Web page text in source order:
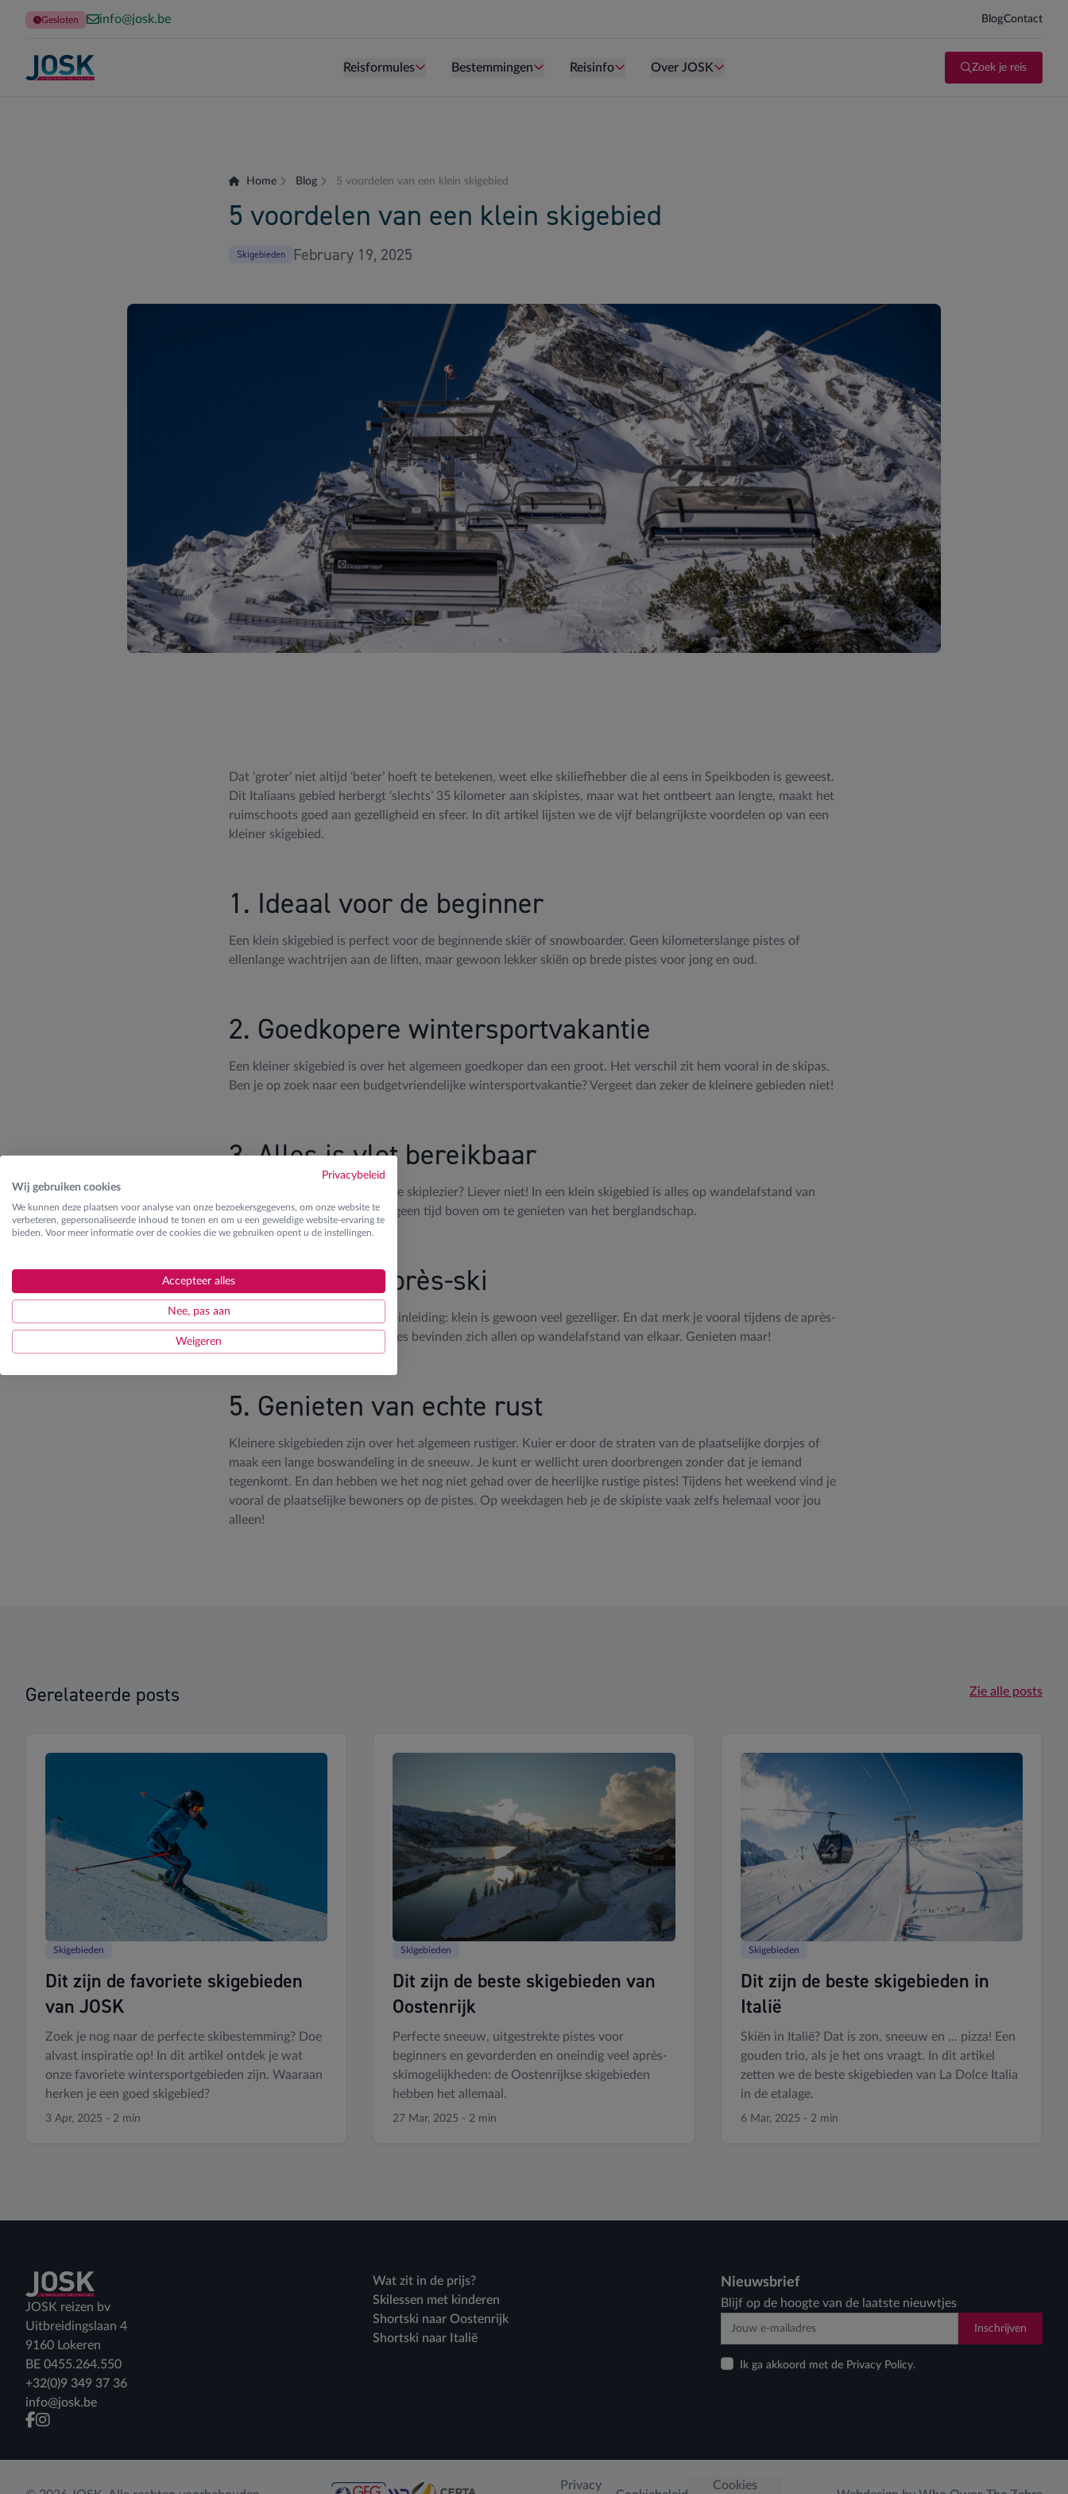
Privacybeleid
Wij gebruiken cookies
We kunnen deze plaatsen voor analyse van onze bezoekersgegevens, om onze website te
verbeteren, gepersonaliseerde inhoud te tonen en om u een geweldige website-ervaring te
bieden. Voor meer informatie over de cookies die we gebruiken opent u de instellingen.
Accepteer alles
Nee, pas aan
Weigeren
Gesloten info@josk.be BlogContact
Terug naar de homepage
Zoek je reis
Reisformules Persoon is te oud kind te zijn.
Bestemmingen Persoon is te oud kind te zijn.
Reisinfo Persoon is te oud kind te zijn.
Over JOSK
Home Blog 5 voordelen van een klein skigebied
5 voordelen van een klein skigebied
Skigebieden February 19, 2025
Dat ‘groter’ niet altijd ‘beter’ hoeft te betekenen, weet elke skiliefhebber die al eens in Speikboden is geweest.
Dit Italiaans gebied herbergt ‘slechts’ 35 kilometer aan skipistes, maar wat het ontbeert aan lengte, maakt het
ruimschoots goed aan gezelligheid en sfeer. In dit artikel lijsten we de vijf belangrijkste voordelen op van een
kleiner skigebied.
1. Ideaal voor de beginner
Een klein skigebied is perfect voor de beginnende skiër of snowboarder. Geen kilometerslange pistes of
ellenlange wachtrijen aan de liften, maar gewoon lekker skiën op brede pistes voor jong en oud.
2. Goedkopere wintersportvakantie
Een kleiner skigebied is over het algemeen goedkoper dan een groot. Het verschil zit hem vooral in de skipas.
Ben je op zoek naar een budgetvriendelijke wintersportvakantie? Vergeet dan zeker de kleinere gebieden niet!
3. Alles is vlot bereikbaar
De bus op voor een namiddagje skiplezier? Liever niet! In een klein skigebied is alles op wandelafstand van
elkaar gelegen. Je bent dus in geen tijd boven om te genieten van het berglandschap.
4. Gezellige après-ski
We haalden het al aan in onze inleiding: klein is gewoon veel gezelliger. En dat merk je vooral tijdens de après-
ski. De chalets, cafés en stubbes bevinden zich allen op wandelafstand van elkaar. Genieten maar!
5. Genieten van echte rust
Kleinere skigebieden zijn over het algemeen rustiger. Kuier er door de straten van de plaatselijke dorpjes of
maak een lange boswandeling in de sneeuw. Je kunt er wellicht uren doorbrengen zonder dat je iemand
tegenkomt. En dan hebben we het nog niet gehad over de heerlijke rustige pistes! Tijdens het weekend vind je
vooral de plaatselijke bewoners op de pistes. Op weekdagen heb je de skipiste vaak zelfs helemaal voor jou
alleen!
Gerelateerde posts Zie alle posts
Skigebieden
Dit zijn de favoriete skigebieden
van JOSK
Zoek je nog naar de perfecte skibestemming? Doe
alvast inspiratie op! In dit artikel ontdek je wat
onze favoriete wintersportgebieden zijn. Waaraan
herken je een goed skigebied?
3 Apr, 2025 - 2 min
Skigebieden
Dit zijn de beste skigebieden van
Oostenrijk
Perfecte sneeuw, uitgestrekte pistes voor
beginners en gevorderden en oneindig veel après-
skimogelijkheden: de Oostenrijkse skigebieden
hebben het allemaal.
27 Mar, 2025 - 2 min
Skigebieden
Dit zijn de beste skigebieden in
Italië
Skiën in Italië? Dat is zon, sneeuw en … pizza! Een
gouden trio, als je het ons vraagt. In dit artikel
zetten we de beste skigebieden van La Dolce Italia
in de etalage.
6 Mar, 2025 - 2 min
Terug naar home
JOSK reizen bv
Uitbreidingslaan 4
9160 Lokeren
BE 0455.264.550
+32(0)9 349 37 36
info@josk.be
facebook
instagram
Wat zit in de prijs?
Skilessen met kinderen
Shortski naar Oostenrijk
Shortski naar Italië
Nieuwsbrief
Blijf op de hoogte van de laatste nieuwtjes
Inschrijven
Ik ga akkoord met de Privacy Policy.
Privacy Cookies